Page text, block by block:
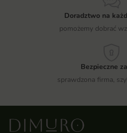
Doradztwo na
pomożemy dobrać
Bezpieczne
sprawdzona firma,